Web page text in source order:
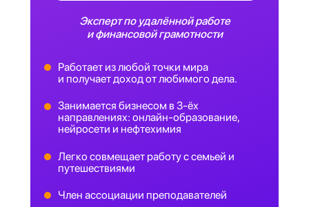
Эксперт по удалённой работе
и финансовой грамотности
Работает из любой точки мира
и получает доход от любимого дела.
Занимается бизнесом в 3-ёх
направлениях: онлайн-образование,
нейросети и нефтехимия
Легко совмещает работу с семьей и
путешествиями
Член ассоциации преподавателей